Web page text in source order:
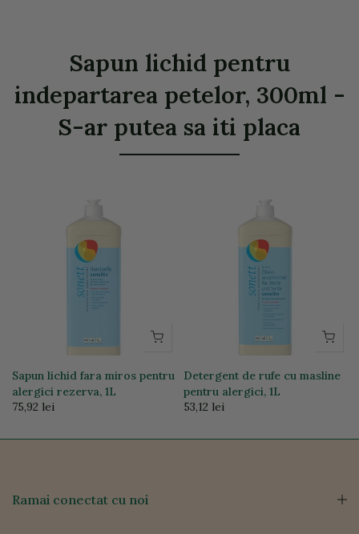
Sapun lichid pentru
indepartarea petelor, 300ml -
S-ar putea sa iti placa
Sapun lichid fara miros pentru
alergici rezerva, 1L
75,92 lei
Detergent de rufe cu masline
pentru alergici, 1L
53,12 lei
Ramai conectat cu noi